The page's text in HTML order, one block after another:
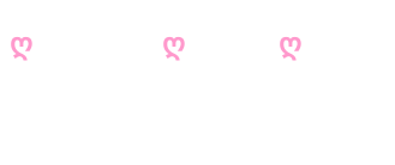
ღ ღ
ღ